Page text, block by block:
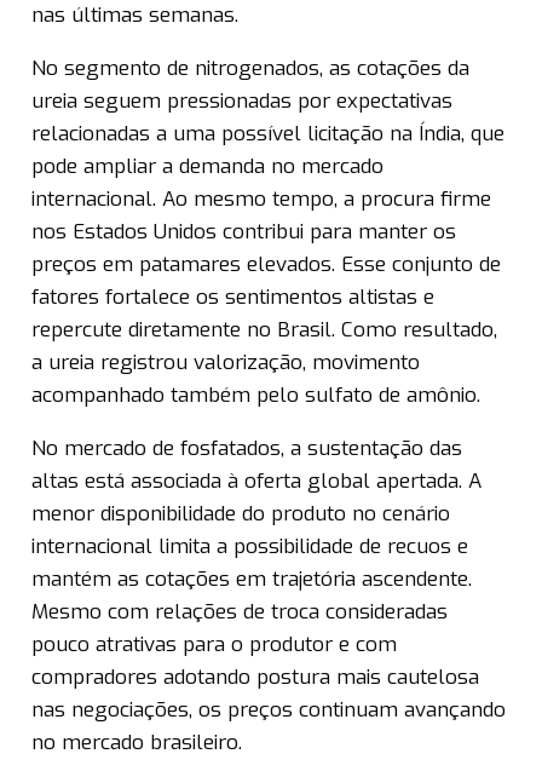
nas últimas semanas.
No segmento de nitrogenados, as cotações da
ureia seguem pressionadas por expectativas
relacionadas a uma possível licitação na Índia, que
pode ampliar a demanda no mercado
internacional. Ao mesmo tempo, a procura firme
nos Estados Unidos contribui para manter os
preços em patamares elevados. Esse conjunto de
fatores fortalece os sentimentos altistas e
repercute diretamente no Brasil. Como resultado,
a ureia registrou valorização, movimento
acompanhado também pelo sulfato de amônio.
No mercado de fosfatados, a sustentação das
altas está associada à oferta global apertada. A
menor disponibilidade do produto no cenário
internacional limita a possibilidade de recuos e
mantém as cotações em trajetória ascendente.
Mesmo com relações de troca consideradas
pouco atrativas para o produtor e com
compradores adotando postura mais cautelosa
nas negociações, os preços continuam avançando
no mercado brasileiro.